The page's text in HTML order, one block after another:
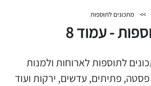
>> מתכונים לתוספות
- עמוד 8
לתוספות לארוחות ולמנות
פסטה, פתיתים, עדשים, ירקות ועוד